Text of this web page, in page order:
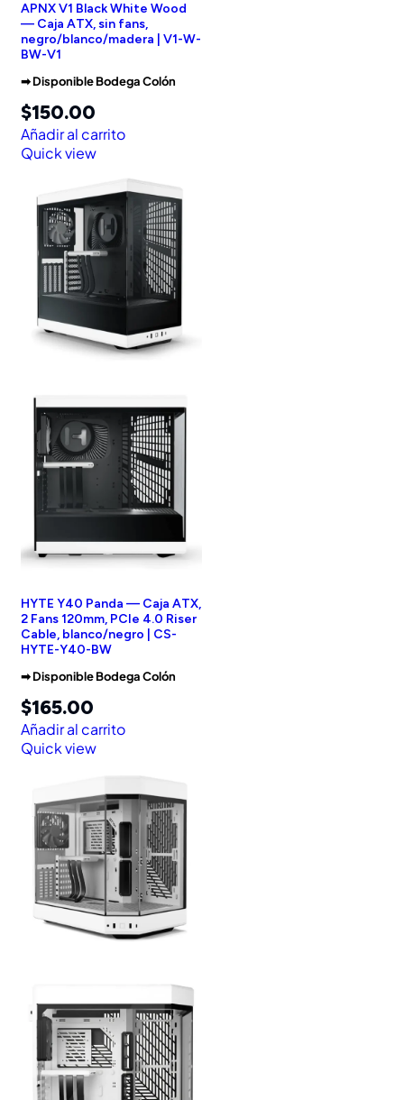
APNX V1 Black White Wood
— Caja ATX, sin fans,
negro/blanco/madera | V1-W-
BW-V1
➡︎ Disponible Bodega Colón
$150.00
Añadir al carrito
Quick view
HYTE Y40 Panda — Caja ATX,
2 Fans 120mm, PCIe 4.0 Riser
Cable, blanco/negro | CS-
HYTE-Y40-BW
➡︎ Disponible Bodega Colón
$165.00
Añadir al carrito
Quick view